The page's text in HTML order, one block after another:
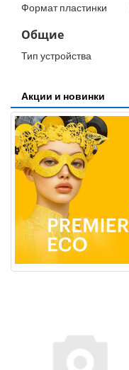
Формат пластинки
Общие
Тип устройства
Акции и новинки